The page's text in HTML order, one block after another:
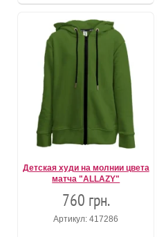
Детская худи на молнии цвета
матча "ALLAZY"
760 грн.
Артикул: 417286